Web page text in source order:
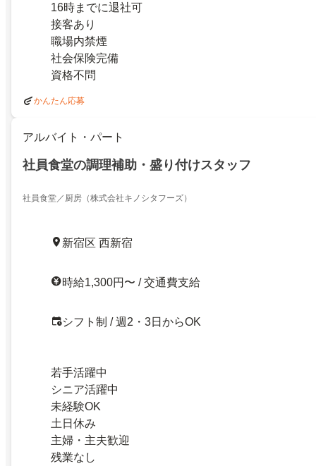
16時までに退社可
接客あり
職場内禁煙
社会保険完備
資格不問
かんたん応募
アルバイト・パート
社員食堂の調理補助・盛り付けスタッフ
社員食堂／厨房（株式会社キノシタフーズ）
新宿区 西新宿
時給1,300円〜 / 交通費支給
シフト制 / 週2・3日からOK
若手活躍中
シニア活躍中
未経験OK
土日休み
主婦・主夫歓迎
残業なし